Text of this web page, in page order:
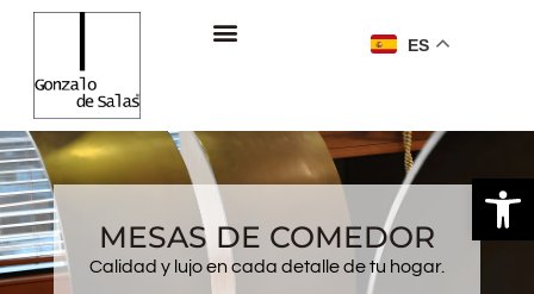
ES
MESAS DE COMEDOR
Calidad y lujo en cada detalle de tu hogar.